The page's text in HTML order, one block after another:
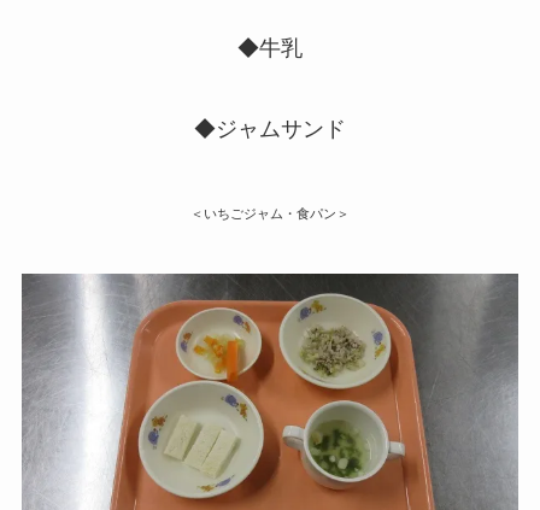
◆牛乳
◆ジャムサンド
＜いちごジャム・食パン＞